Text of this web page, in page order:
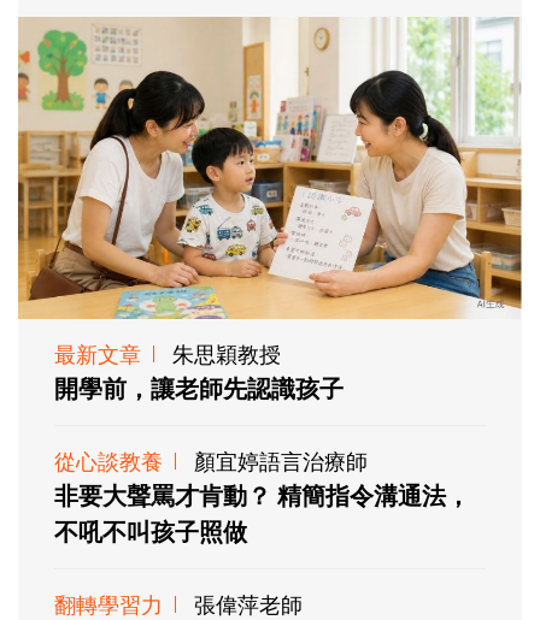
最新文章 朱思穎教授
開學前，讓老師先認識孩子
從心談教養 顏宜婷語言治療師
非要大聲罵才肯動？ 精簡指令溝通法，
不吼不叫孩子照做
翻轉學習力 張偉萍老師